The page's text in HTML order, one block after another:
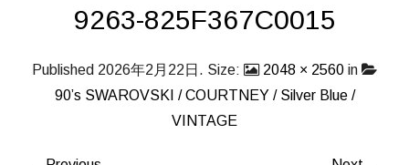
9263-825F367C0015
Published 2026年2月22日 . Size: 2048 × 2560 in
90’s SWAROVSKI / COURTNEY / Silver Blue /
VINTAGE